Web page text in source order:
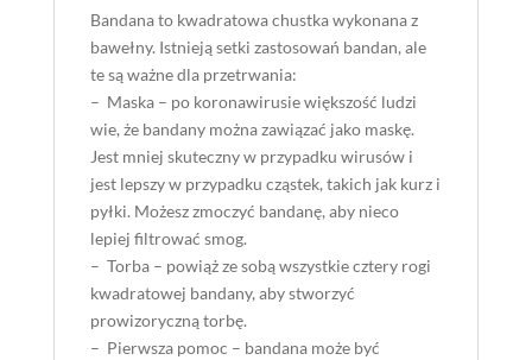
Bandana to kwadratowa chustka wykonana z
bawełny. Istnieją setki zastosowań bandan, ale
te są ważne dla przetrwania:
– Maska – po koronawirusie większość ludzi
wie, że bandany można zawiązać jako maskę.
Jest mniej skuteczny w przypadku wirusów i
jest lepszy w przypadku cząstek, takich jak kurz i
pyłki. Możesz zmoczyć bandanę, aby nieco
lepiej filtrować smog.
– Torba – powiąż ze sobą wszystkie cztery rogi
kwadratowej bandany, aby stworzyć
prowizoryczną torbę.
– Pierwsza pomoc – bandana może być